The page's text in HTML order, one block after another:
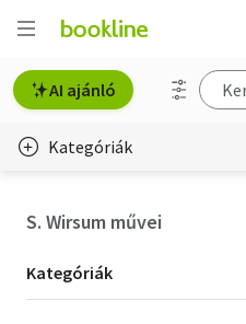
AI ajánló
Kategóriák
S. Wirsum művei
Kategória
szűrés
Kategóriák